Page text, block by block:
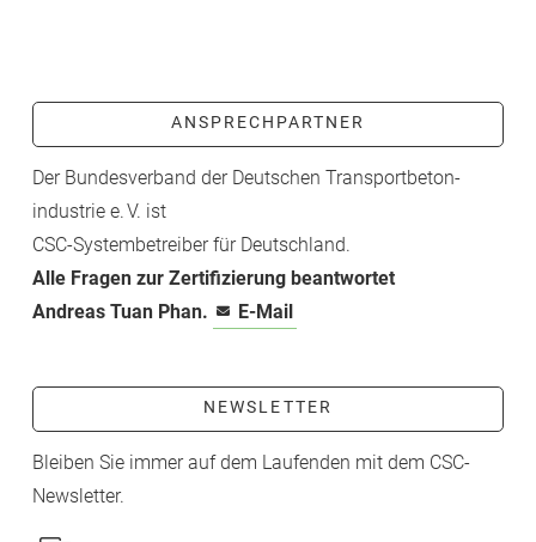
ANSPRECHPARTNER
Der Bundesverband der Deutschen Transport­beton­
industrie e. V. ist
CSC-­Systembetreiber für Deutschland.
Alle Fragen zur Zertifizierung beantwortet
Andreas Tuan Phan.
E-Mail
NEWSLETTER
Bleiben Sie immer auf dem Laufenden mit dem CSC-
Newsletter.